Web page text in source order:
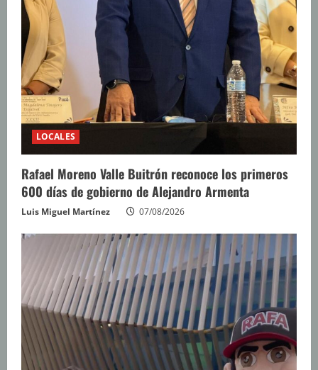
LOCALES
Rafael Moreno Valle Buitrón reconoce los primeros
600 días de gobierno de Alejandro Armenta
Luis Miguel Martínez 07/08/2026